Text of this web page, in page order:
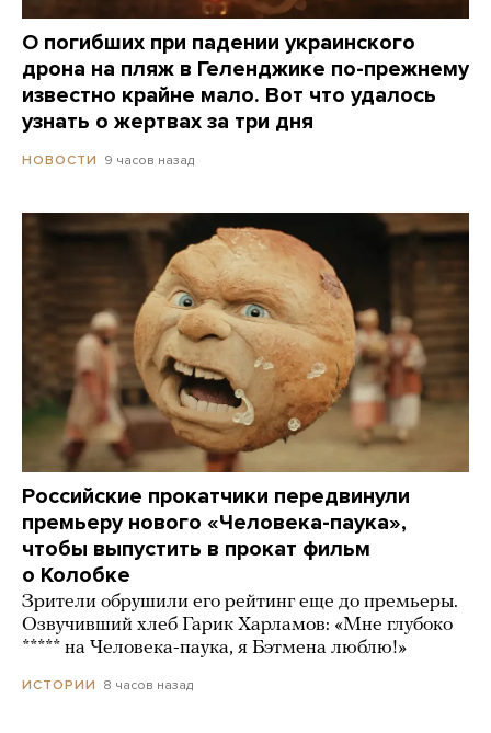
О погибших при падении украинского
дрона на пляж в Геленджике по-прежнему
известно крайне мало. Вот что удалось
узнать о жертвах за три дня
НОВОСТИ 9 часов назад
Российские прокатчики передвинули
премьеру нового «Человека-паука»,
чтобы выпустить в прокат фильм
о Колобке
Зрители обрушили его рейтинг еще до премьеры.
Озвучивший хлеб Гарик Харламов: «Мне глубоко
***** на Человека-паука, я Бэтмена люблю!»
ИСТОРИИ 8 часов назад